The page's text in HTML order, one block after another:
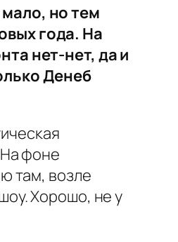
но тем
года. На
нет-нет, да и
Денеб
фоне
там, возле
Хорошо, не у